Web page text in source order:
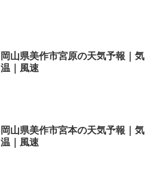
岡山県美作市宮原の天気予報｜気
温｜風速
岡山県美作市宮本の天気予報｜気
温｜風速